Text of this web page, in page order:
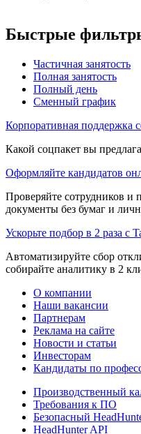
Быстрые
Частичная занятость
Полная занятость
Полный день
Сменный график
Корпоративная поддержка
Какой соцпакет вы
Оформляйте кандидатов
Проверяйте сотрудников и
документы без бумаг и
Ускорьте подбор в 2 раза с
Автоматизируйте сбор
собирайте аналитику в 2
О компании
Наши вакансии
Партнерам
Реклама на сайте
Новости и статьи
Инвесторам
Кандидаты по
Производственный
Требования к ПО
Безопасный
HeadHunter API